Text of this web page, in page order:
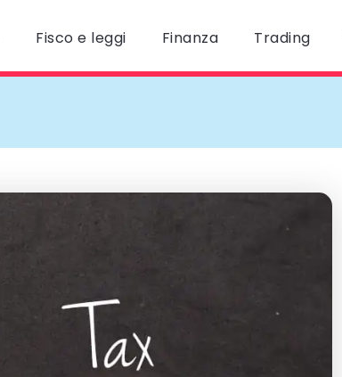
Fisco e leggi Finanza Trading